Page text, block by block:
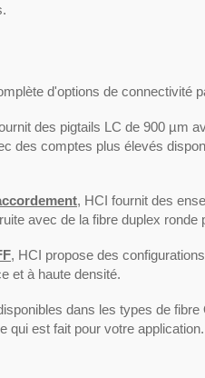
1U 48
des
PoE++
d'options de connectivité
des pigtails LC de 900 µm
des comptes plus élevés
, HCI fournit des
avec de la fibre duplex
, HCI propose des
et à haute densité.
dans les types de
qui est fait pour votre application.